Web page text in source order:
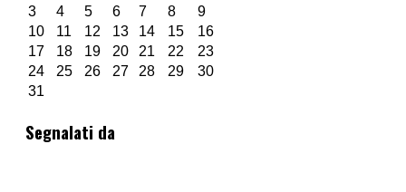
3
4 5 6 7 8
9
10
11 12 13 14 15
16
17
18 19 20 21 22
23
24
25 26 27 28 29
30
31
Segnalati da